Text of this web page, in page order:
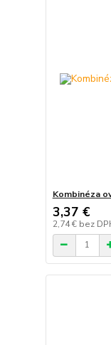
Kombinéza
3,37 €
2,74 € bez